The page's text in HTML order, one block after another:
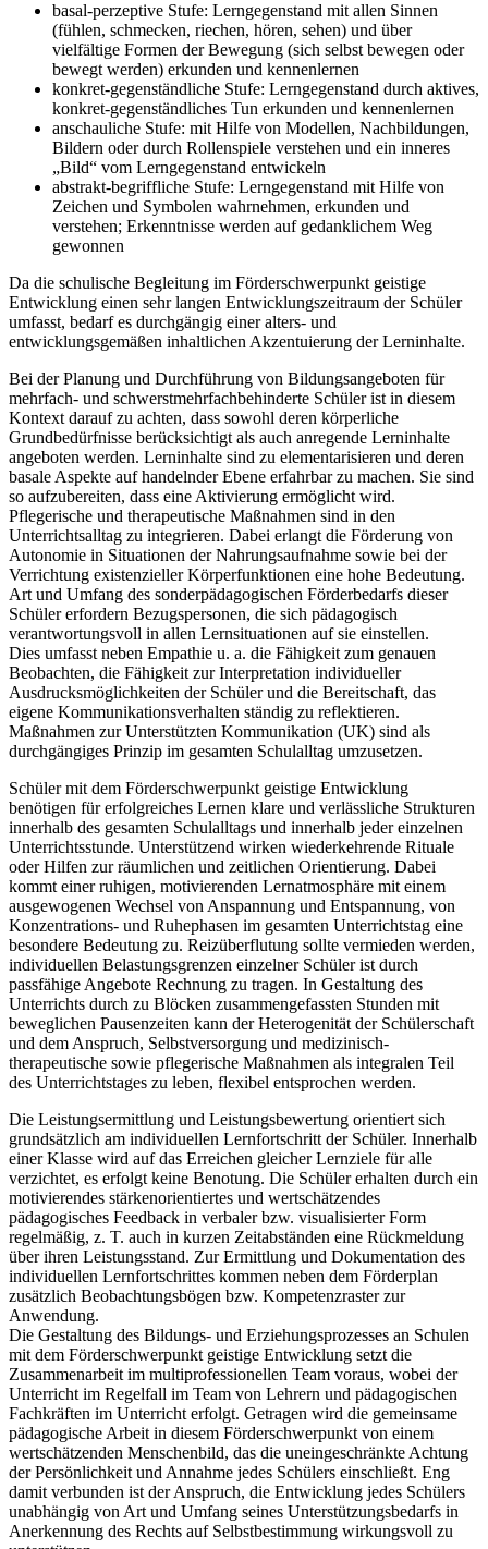
basal-perzeptive Stufe: Lerngegenstand mit allen Sinnen
(fühlen, schmecken, riechen, hören, sehen) und über
vielfältige Formen der Bewegung (sich selbst bewegen oder
bewegt werden) erkunden und kennenlernen
konkret-gegenständliche Stufe: Lerngegenstand durch aktives,
konkret-gegenständliches Tun erkunden und kennenlernen
anschauliche Stufe: mit Hilfe von Modellen, Nachbildungen,
Bildern oder durch Rollenspiele verstehen und ein inneres
„Bild“ vom Lerngegenstand entwickeln
abstrakt-begriffliche Stufe: Lerngegenstand mit Hilfe von
Zeichen und Symbolen wahrnehmen, erkunden und
verstehen; Erkenntnisse werden auf gedanklichem Weg
gewonnen
Da die schulische Begleitung im Förderschwerpunkt geistige
Entwicklung einen sehr langen Entwicklungszeitraum der Schüler
umfasst, bedarf es durchgängig einer alters- und
entwicklungsgemäßen inhaltlichen Akzentuierung der Lerninhalte.
Bei der Planung und Durchführung von Bildungsangeboten für
mehrfach- und schwerstmehrfachbehinderte Schüler ist in diesem
Kontext darauf zu achten, dass sowohl deren körperliche
Grundbedürfnisse berücksichtigt als auch anregende Lerninhalte
angeboten werden. Lerninhalte sind zu elementarisieren und deren
basale Aspekte auf handelnder Ebene erfahrbar zu machen. Sie sind
so aufzubereiten, dass eine Aktivierung ermöglicht wird.
Pflegerische und therapeutische Maßnahmen sind in den
Unterrichtsalltag zu integrieren. Dabei erlangt die Förderung von
Autonomie in Situationen der Nahrungsaufnahme sowie bei der
Verrichtung existenzieller Körperfunktionen eine hohe Bedeutung.
Art und Umfang des sonderpädagogischen Förderbedarfs dieser
Schüler erfordern Bezugspersonen, die sich pädagogisch
verantwortungsvoll in allen Lernsituationen auf sie einstellen.
Dies umfasst neben Empathie u. a. die Fähigkeit zum genauen
Beobachten, die Fähigkeit zur Interpretation individueller
Ausdrucksmöglichkeiten der Schüler und die Bereitschaft, das
eigene Kommunikationsverhalten ständig zu reflektieren.
Maßnahmen zur Unterstützten Kommunikation (UK) sind als
durchgängiges Prinzip im gesamten Schulalltag umzusetzen.
Schüler mit dem Förderschwerpunkt geistige Entwicklung
benötigen für erfolgreiches Lernen klare und verlässliche Strukturen
innerhalb des gesamten Schulalltags und innerhalb jeder einzelnen
Unterrichtsstunde. Unterstützend wirken wiederkehrende Rituale
oder Hilfen zur räumlichen und zeitlichen Orientierung. Dabei
kommt einer ruhigen, motivierenden Lernatmosphäre mit einem
ausgewogenen Wechsel von Anspannung und Entspannung, von
Konzentrations- und Ruhephasen im gesamten Unterrichtstag eine
besondere Bedeutung zu. Reizüberflutung sollte vermieden werden,
individuellen Belastungsgrenzen einzelner Schüler ist durch
passfähige Angebote Rechnung zu tragen. In Gestaltung des
Unterrichts durch zu Blöcken zusammengefassten Stunden mit
beweglichen Pausenzeiten kann der Heterogenität der Schülerschaft
und dem Anspruch, Selbstversorgung und medizinisch-
therapeutische sowie pflegerische Maßnahmen als integralen Teil
des Unterrichtstages zu leben, flexibel entsprochen werden.
Die Leistungsermittlung und Leistungsbewertung orientiert sich
grundsätzlich am individuellen Lernfortschritt der Schüler. Innerhalb
einer Klasse wird auf das Erreichen gleicher Lernziele für alle
verzichtet, es erfolgt keine Benotung. Die Schüler erhalten durch ein
motivierendes stärkenorientiertes und wertschätzendes
pädagogisches Feedback in verbaler bzw. visualisierter Form
regelmäßig, z. T. auch in kurzen Zeitabständen eine Rückmeldung
über ihren Leistungsstand. Zur Ermittlung und Dokumentation des
individuellen Lernfortschrittes kommen neben dem Förderplan
zusätzlich Beobachtungsbögen bzw. Kompetenzraster zur
Anwendung.
Die Gestaltung des Bildungs- und Erziehungsprozesses an Schulen
mit dem Förderschwerpunkt geistige Entwicklung setzt die
Zusammenarbeit im multiprofessionellen Team voraus, wobei der
Unterricht im Regelfall im Team von Lehrern und pädagogischen
Fachkräften im Unterricht erfolgt. Getragen wird die gemeinsame
pädagogische Arbeit in diesem Förderschwerpunkt von einem
wertschätzenden Menschenbild, das die uneingeschränkte Achtung
der Persönlichkeit und Annahme jedes Schülers einschließt. Eng
damit verbunden ist der Anspruch, die Entwicklung jedes Schülers
unabhängig von Art und Umfang seines Unterstützungsbedarfs in
Anerkennung des Rechts auf Selbstbestimmung wirkungsvoll zu